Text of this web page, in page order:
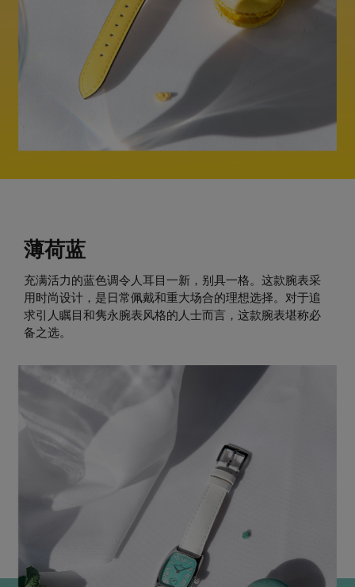
薄荷蓝
充满活力的蓝色调令人耳目一新，别具一格。这款腕表采
用时尚设计，是日常佩戴和重大场合的理想选择。对于追
求引人瞩目和隽永腕表风格的人士而言，这款腕表堪称必
备之选。